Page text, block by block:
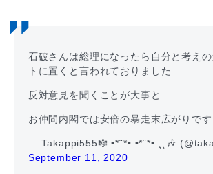
石破さんは総理になったら自分と考え
トに置くと言われておりました
反対意見を聞くことが大事と
お仲間内閣では安倍の暴走末広がりで
— Takappi555🎼.•*¨*•.•*¨*•.¸¸🎶
September 11, 2020